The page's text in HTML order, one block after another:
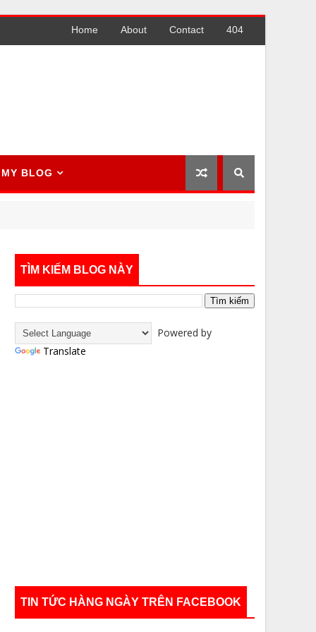
Home About Contact 404
MY BLOG
TÌM KIẾM BLOG NÀY
Powered by
Translate
TIN TỨC HÀNG NGÀY TRÊN FACEBOOK